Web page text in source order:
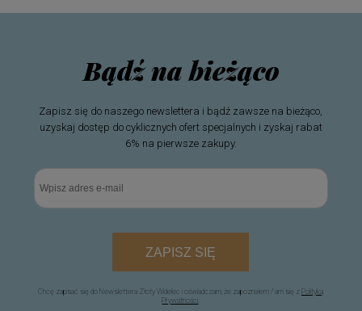
Bądź na bieżąco
Zapisz się do naszego newslettera i bądź zawsze na bieżąco,
uzyskaj dostęp do cyklicznych ofert specjalnych i zyskaj rabat
6% na pierwsze zakupy.
ZAPISZ SIĘ
Chcę zapisać się do Newslettera Złoty Widelec i oświadczam, że zapoznałem / am się z Polityką
Prywatności